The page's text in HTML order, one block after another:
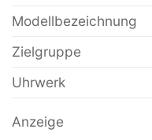
Modellbezeichnung
Zielgruppe
Uhrwerk
Anzeige